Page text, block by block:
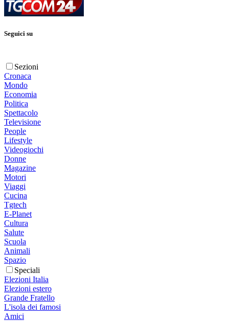
Seguici su
Sezioni
Cronaca
Mondo
Economia
Politica
Spettacolo
Televisione
People
Lifestyle
Videogiochi
Donne
Magazine
Motori
Viaggi
Cucina
Tgtech
E-Planet
Cultura
Salute
Scuola
Animali
Spazio
Speciali
Elezioni Italia
Elezioni estero
Grande Fratello
L'isola dei famosi
Amici